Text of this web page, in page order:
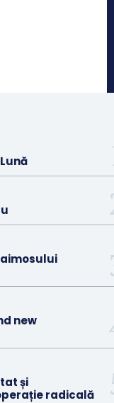
new
și
radicală